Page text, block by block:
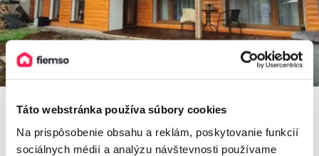
Táto webstránka používa súbory cookies
Na prispôsobenie obsahu a reklám, poskytovanie funkcií
sociálnych médií a analýzu návštevnosti používame
5,0